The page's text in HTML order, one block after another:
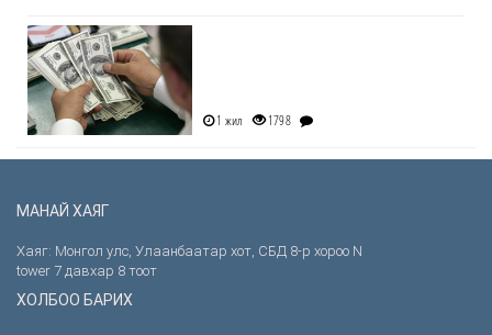
1 жил 1798
МАНАЙ ХАЯГ
Хаяг: Монгол улс, Улаанбаатар хот, СБД 8-р хороо N
tower 7 давхар 8 тоот
ХОЛБОО БАРИХ